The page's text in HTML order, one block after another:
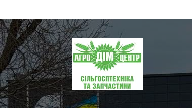
ПП
"Агродім-
центр"
-